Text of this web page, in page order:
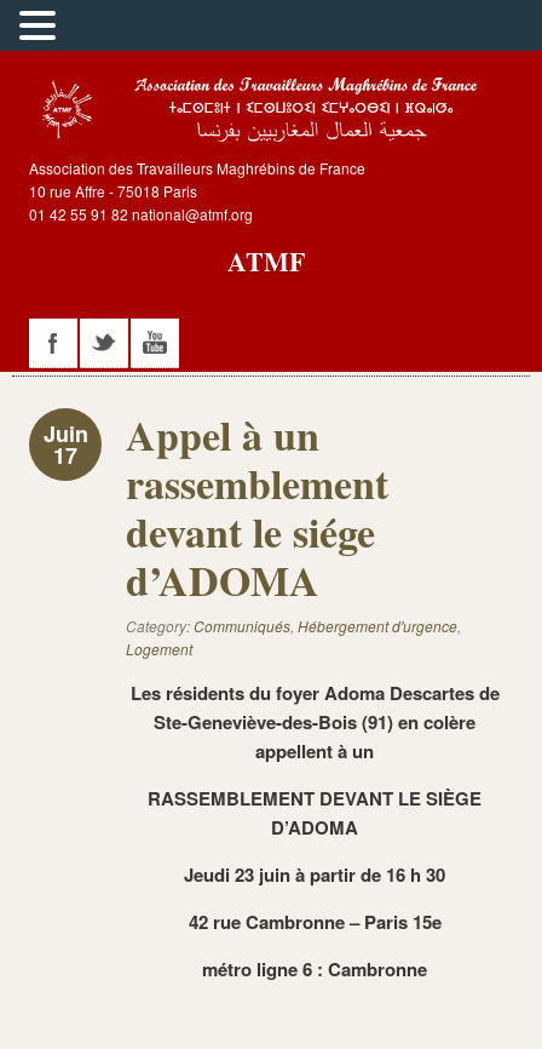
Association des Travailleurs Maghrébins de France
10 rue Affre - 75018 Paris
01 42 55 91 82 national@atmf.org
ATMF
Juin
17
Appel à un
rassemblement
devant le siége
d’ADOMA
Category:Communiqués, Hébergement d'urgence,
Logement
Les résidents du foyer Adoma Descartes de
Ste-Geneviève-des-Bois (91) en colère
appellent à un
RASSEMBLEMENT DEVANT LE SIÈGE
D’ADOMA
Jeudi 23 juin à partir de 16 h 30
42 rue Cambronne – Paris 15e
métro ligne 6 : Cambronne